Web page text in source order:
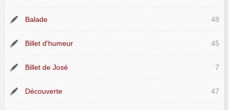
Balade 48
Billet d'humeur 45
Billet de José 7
Découverte 47